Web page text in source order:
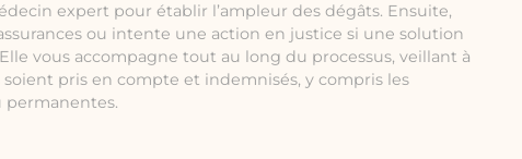
expert pour établir l’ampleur des dégâts. Ensuite,
ou intente une action en justice si une solution
vous accompagne tout au long du processus, veillant à
pris en compte et indemnisés, y compris les
permanentes.